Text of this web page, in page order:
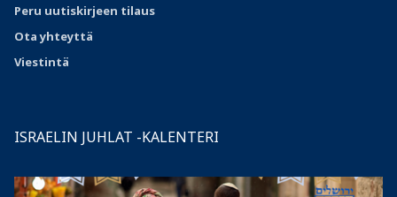
Peru uutiskirjeen tilaus
Otayhteyttä
Viestintä
ISRAELIN JUHLAT -KALENTERI